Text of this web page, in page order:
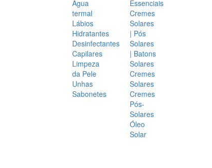
Água
termal
Lábios
Hidratantes
Desinfectantes
Capilares
Limpeza
da Pele
Unhas
Sabonetes
Essenciais
Cremes
Solares
| Pós
Solares
| Batons
Solares
Cremes
Solares
Cremes
Pós-
Solares
Óleo
Solar